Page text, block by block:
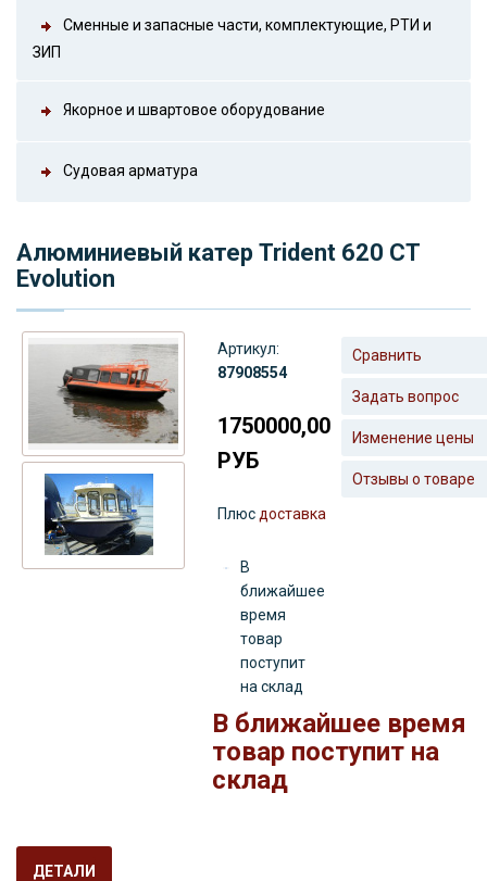
Сменные и запасные части, комплектующие, РТИ и
ЗИП
Якорное и швартовое оборудование
Судовая арматура
Алюминиевый катер Trident 620 CT
Evolution
Артикул:
87908554
1750000,00
РУБ
Плюс доставка
В
ближайшее
время
товар
поступит
на склад
Сравнить
Задать вопрос
Изменение цены
Отзывы о товаре
В ближайшее время
товар поступит на
склад
ДЕТАЛИ